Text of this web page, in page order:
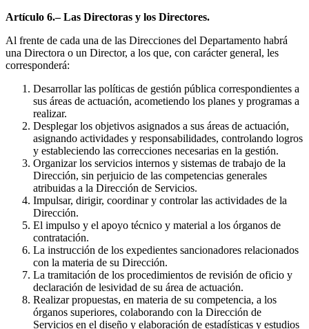
Artículo 6.– Las Directoras y los Directores.
Al frente de cada una de las Direcciones del Departamento habrá
una Directora o un Director, a los que, con carácter general, les
corresponderá:
Desarrollar las políticas de gestión pública correspondientes a
sus áreas de actuación, acometiendo los planes y programas a
realizar.
Desplegar los objetivos asignados a sus áreas de actuación,
asignando actividades y responsabilidades, controlando logros
y estableciendo las correcciones necesarias en la gestión.
Organizar los servicios internos y sistemas de trabajo de la
Dirección, sin perjuicio de las competencias generales
atribuidas a la Dirección de Servicios.
Impulsar, dirigir, coordinar y controlar las actividades de la
Dirección.
El impulso y el apoyo técnico y material a los órganos de
contratación.
La instrucción de los expedientes sancionadores relacionados
con la materia de su Dirección.
La tramitación de los procedimientos de revisión de oficio y
declaración de lesividad de su área de actuación.
Realizar propuestas, en materia de su competencia, a los
órganos superiores, colaborando con la Dirección de
Servicios en el diseño y elaboración de estadísticas y estudios